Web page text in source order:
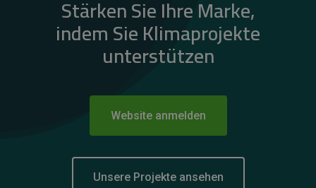
Stärken Sie Ihre Marke,
indem Sie Klimaprojekte
unterstützen
Website anmelden
Unsere Projekte ansehen